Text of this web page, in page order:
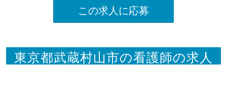
この求人に応募
東京都武蔵村山市の看護師の求人